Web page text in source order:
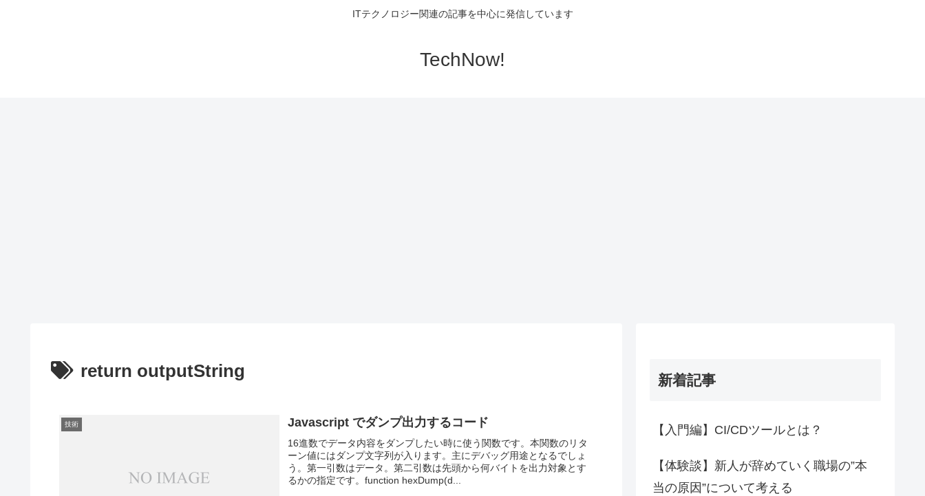
ITテクノロジー関連の記事を中心に発信しています
TechNow!
return outputString
技術 Javascript でダンプ出力するコード
16進数でデータ内容をダンプしたい時に使う関数です。本関数のリタ
ーン値にはダンプ文字列が入ります。主にデバッグ用途となるでしょ
う。第一引数はデータ。第二引数は先頭から何バイトを出力対象とす
るかの指定です。function hexDump(d...
新着記事
【入門編】CI/CDツールとは？
【体験談】新人が辞めていく職場の”本
当の原因”について考える